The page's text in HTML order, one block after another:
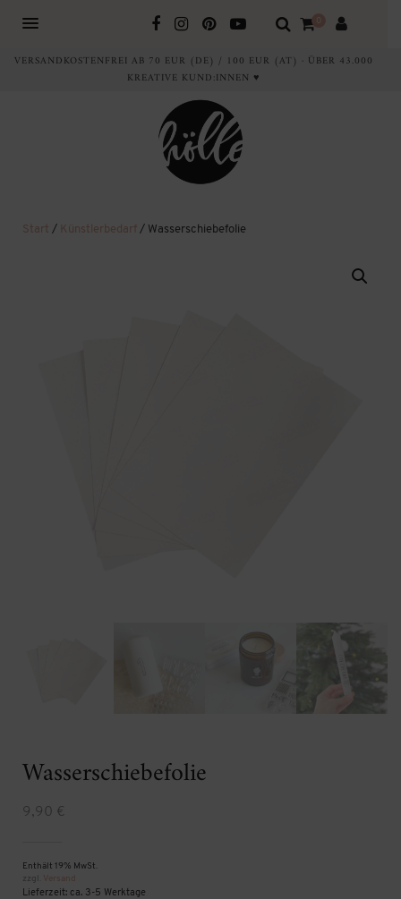
0
VERSANDKOSTENFREI AB 70 EUR (DE) / 100 EUR (AT) · ÜBER 43.000
KREATIVE KUND:INNEN ♥
Start / Künstlerbedarf / Wasserschiebefolie
Wasserschiebefolie
9,90 €
Enthält 19% MwSt.
zzgl. Versand
Lieferzeit: ca. 3-5 Werktage